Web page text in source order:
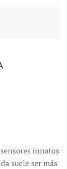
innatos
suele ser más